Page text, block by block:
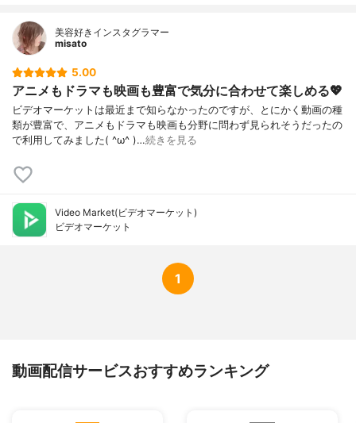
対応デバイス
cast、Amazon Fire TV、Fire TV Stick
倍速再生
可能
秒飛ばし
可能
英語字幕対応
不可能
字幕吹替の切替
可能
無料お試し期間
動画以外のサービス
美容好きインスタグラマー
misato
5.00
アニメもドラマも映画も豊富で気分に合わせて楽しめる💖
ビデオマーケットは最近まで知らなかったのですが、とにかく動画の種
類が豊富で、アニメもドラマも映画も分野に問わず見られそうだったの
で利用してみました( ^ω^ )…続きを見る
Video Market(ビデオマーケット)
ビデオマーケット
1
動画配信サービスおすすめランキング